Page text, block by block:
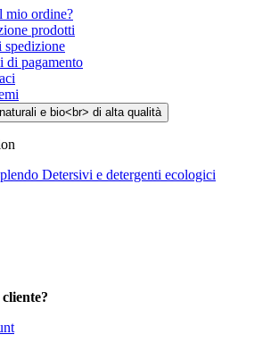
mio ordine?
prodotti
spedizione
di pagamento
Detersivi e detergenti ecologici